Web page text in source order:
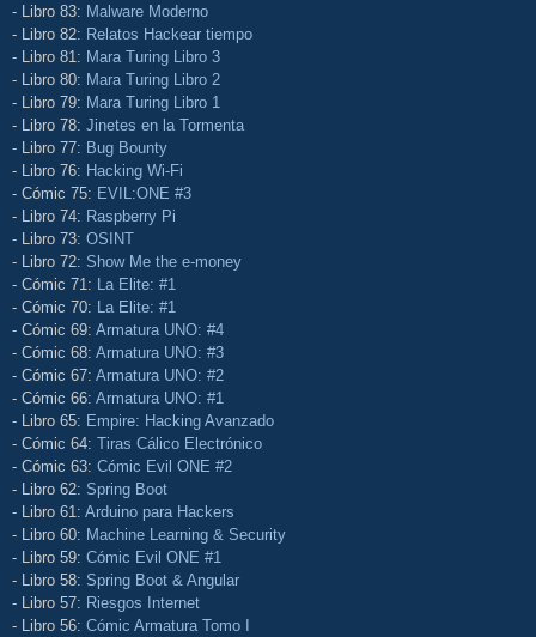
- Libro 83: Malware Moderno
- Libro 82: Relatos Hackear tiempo
- Libro 81: Mara Turing Libro 3
- Libro 80: Mara Turing Libro 2
- Libro 79: Mara Turing Libro 1
- Libro 78: Jinetes en la Tormenta
- Libro 77: Bug Bounty
- Libro 76: Hacking Wi-Fi
- Cómic 75: EVIL:ONE #3
- Libro 74: Raspberry Pi
- Libro 73: OSINT
- Libro 72: Show Me the e-money
- Cómic 71: La Elite: #1
- Cómic 70: La Elite: #1
- Cómic 69: Armatura UNO: #4
- Cómic 68: Armatura UNO: #3
- Cómic 67: Armatura UNO: #2
- Cómic 66: Armatura UNO: #1
- Libro 65: Empire: Hacking Avanzado
- Cómic 64: Tiras Cálico Electrónico
- Cómic 63: Cómic Evil ONE #2
- Libro 62: Spring Boot
- Libro 61: Arduino para Hackers
- Libro 60: Machine Learning & Security
- Libro 59: Cómic Evil ONE #1
- Libro 58: Spring Boot & Angular
- Libro 57: Riesgos Internet
- Libro 56: Cómic Armatura Tomo I